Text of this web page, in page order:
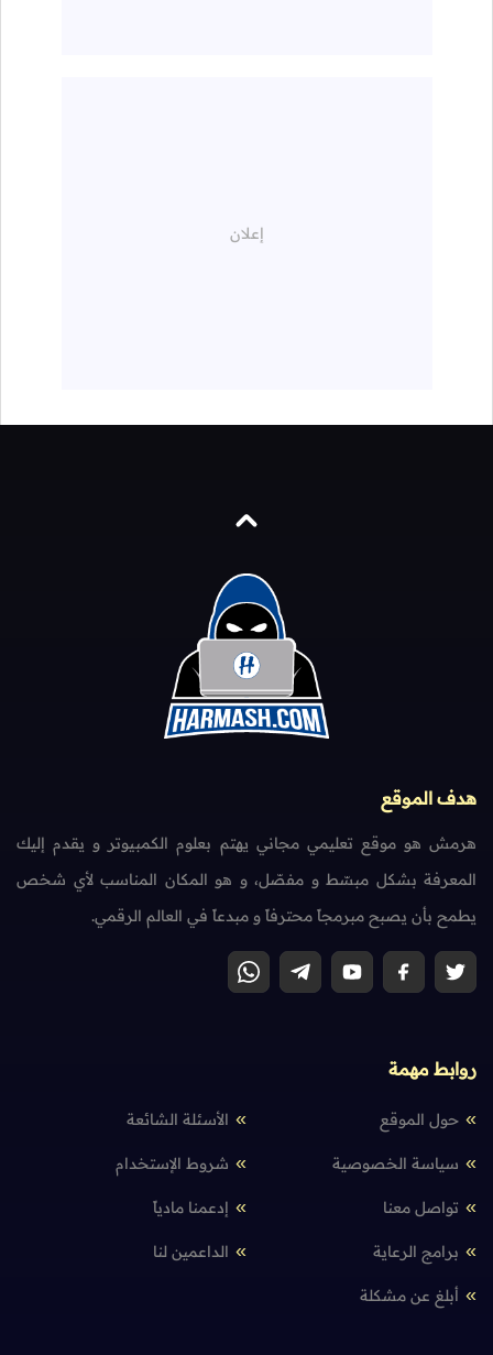
هدف الموقع
هرمش هو موقع تعليمي مجاني يهتم بعلوم الكمبيوتر و يقدم إليك
المعرفة بشكل مبسّط و مفصّل، و هو المكان المناسب لأي شخص
يطمح بأن يصبح مبرمجاً محترفاً و مبدعاً في العالم الرقمي.
روابط مهمة
حول الموقع الأسئلة الشائعة
سياسة الخصوصية شروط الإستخدام
تواصل معنا إدعمنا مادياً
برامج الرعاية الداعمين لنا
أبلغ عن مشكلة